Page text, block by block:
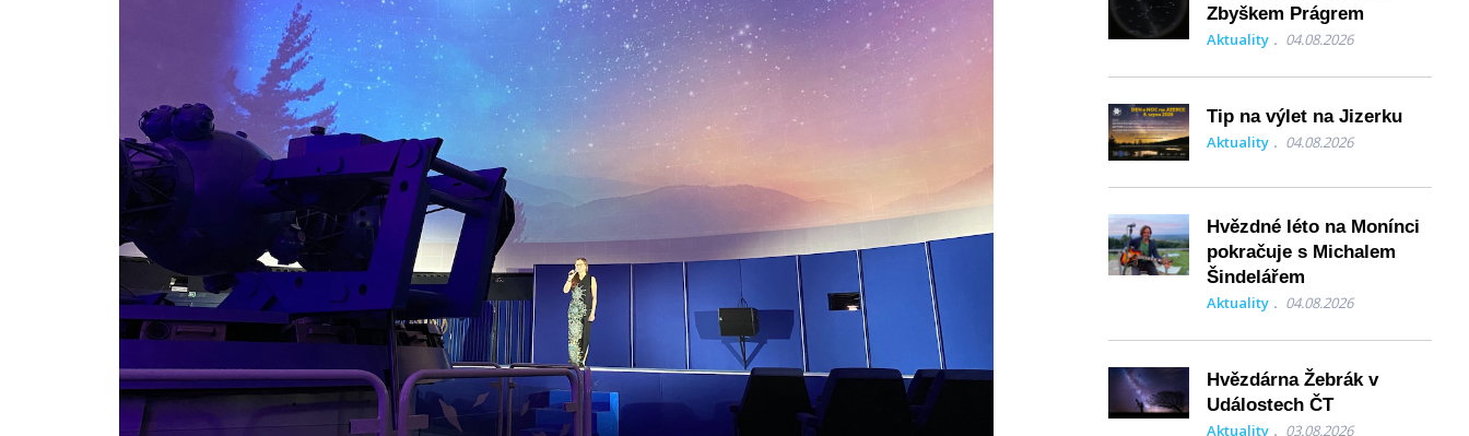
Zbyškem Prágrem
Aktuality 04.08.2026
Tip na výlet na Jizerku
Aktuality 04.08.2026
Hvězdné léto na Monínci
pokračuje s Michalem
Šindelářem
Aktuality 04.08.2026
Hvězdárna Žebrák v
Událostech ČT
Aktuality 03.08.2026